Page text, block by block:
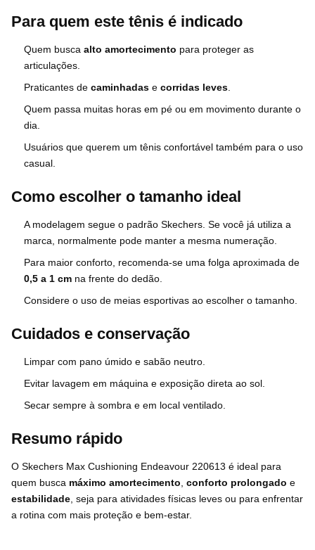
Para quem este tênis é indicado
Quem busca alto amortecimento para proteger as
articulações.
Praticantes de caminhadas e corridas leves
Quem passa muitas horas em pé ou em movimento durante o
dia.
Usuários que querem um tênis confortável também para o uso
casual.
Como escolher o tamanho ideal
A modelagem segue o padrão Skechers. Se você já utiliza a
marca, normalmente pode manter a mesma numeração.
Para maior conforto, recomenda-se uma folga aproximada de
0,5 a 1 cm na frente do dedão.
Considere o uso de meias esportivas ao escolher o tamanho.
Cuidados e conservação
Limpar com pano úmido e sabão neutro.
Evitar lavagem em máquina e exposição direta ao sol.
Secar sempre à sombra e em local ventilado.
Resumo rápido
O Skechers Max Cushioning Endeavour 220613 é ideal para
quem busca máximo amortecimento conforto prolongado e
estabilidade , seja para atividades físicas leves ou para enfrentar
a rotina com mais proteção e bem-estar.